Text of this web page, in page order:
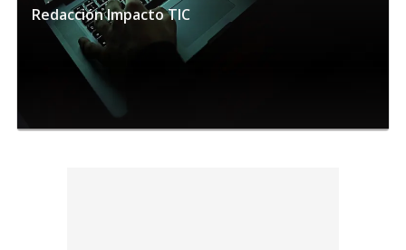
Redacción Impacto TIC